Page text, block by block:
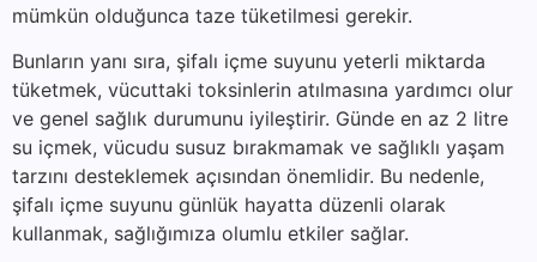
mümkün olduğunca taze tüketilmesi gerekir.
Bunların yanı sıra, şifalı içme suyunu yeterli miktarda
tüketmek, vücuttaki toksinlerin atılmasına yardımcı olur
ve genel sağlık durumunu iyileştirir. Günde en az 2 litre
su içmek, vücudu susuz bırakmamak ve sağlıklı yaşam
tarzını desteklemek açısından önemlidir. Bu nedenle,
şifalı içme suyunu günlük hayatta düzenli olarak
kullanmak, sağlığımıza olumlu etkiler sağlar.